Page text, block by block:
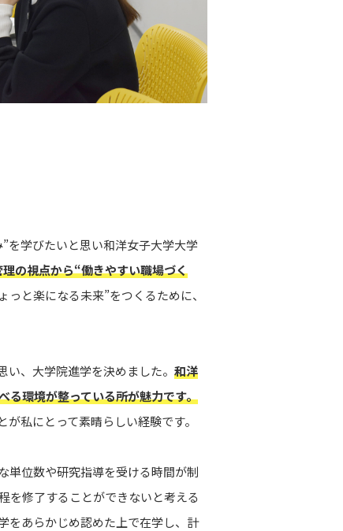
を学びたいと思い和洋女子大学大学
の視点から“働きやすい職場づく
と楽になる未来”をつくるために、
、大学院進学を決めました。 和洋
る環境が整っている所が魅力です。
私にとって素晴らしい経験です。
単位数や研究指導を受ける時間が制
を修了することができないと考える
をあらかじめ認めた上で在学し、計